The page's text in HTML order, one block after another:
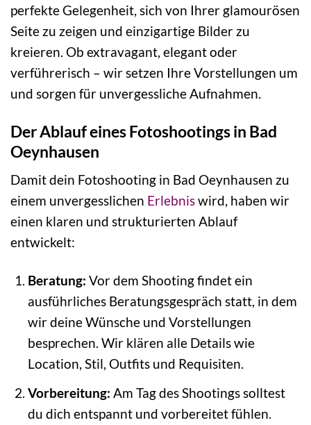
perfekte Gelegenheit, sich von Ihrer glamourösen
Seite zu zeigen und einzigartige Bilder zu
kreieren. Ob extravagant, elegant oder
verführerisch – wir setzen Ihre Vorstellungen um
und sorgen für unvergessliche Aufnahmen.
Der Ablauf eines Fotoshootings in Bad
Oeynhausen
Damit dein Fotoshooting in Bad Oeynhausen zu
einem unvergesslichen Erlebniswird, haben wir
einen klaren und strukturierten Ablauf
entwickelt:
Beratung: Vor dem Shooting findet ein
ausführliches Beratungsgespräch statt, in dem
wir deine Wünsche und Vorstellungen
besprechen. Wir klären alle Details wie
Location, Stil, Outfits und Requisiten.
Vorbereitung: Am Tag des Shootings solltest
du dich entspannt und vorbereitet fühlen.